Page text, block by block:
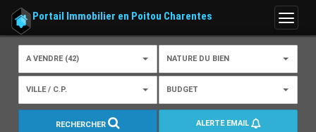
Menu
Portail Immobilier en Poitou Charentes
A VENDRE (42) NATURE DU BIEN
VILLE / C.P. BUDGET
RECHERCHER ALERTE EMAIL